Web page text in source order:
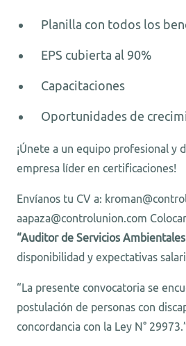
Planilla con todos los
EPS cubierta al 90%
Capacitaciones
Oportunidades de
¡Únete a un equipo profesional y
empresa líder en certificaciones!
Envíanos tu CV a:
aapaza@controlunion.com
“Auditor de Servicios Ambientales
disponibilidad y expectativas
“La presente convocatoria se
postulación de personas con
concordancia con la Ley N°